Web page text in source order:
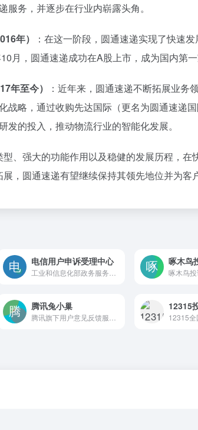
服务，并逐步在行业内崭露头角。
年）
：在这一阶段，圆通速递实现了快速
月，圆通速递成功在A股上市，成为国内第一
年至今）
：近年来，圆通速递不断拓展业务
战略，通过收购先达国际（更名为圆通速递
发的投入，推动物流行业的智能化发展。
、强大的功能作用以及稳健的发展历程，
，圆通速递有望继续保持其领先地位并为客
电信用户申诉受理中心 啄木鸟
腾讯兔小巢 12315
12315全